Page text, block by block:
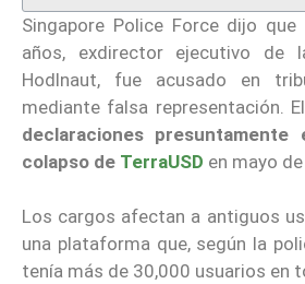
Singapore Police Force dijo
años, exdirector ejecutivo de
Hodlnaut, fue acusado en
mediante falsa representación.
declaraciones presuntamente
colapso de TerraUSD en mayo
Los cargos afectan a antiguos
una plataforma que, según la
tenía más de 30,000 usuarios en